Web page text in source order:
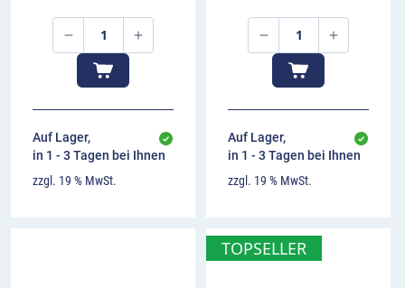
Auf Lager,
in 1 - 3 Tagen bei Ihnen
zzgl. 19 % MwSt.
Auf Lager,
in 1 - 3 Tagen bei Ihnen
zzgl. 19 % MwSt.
TOPSELLER